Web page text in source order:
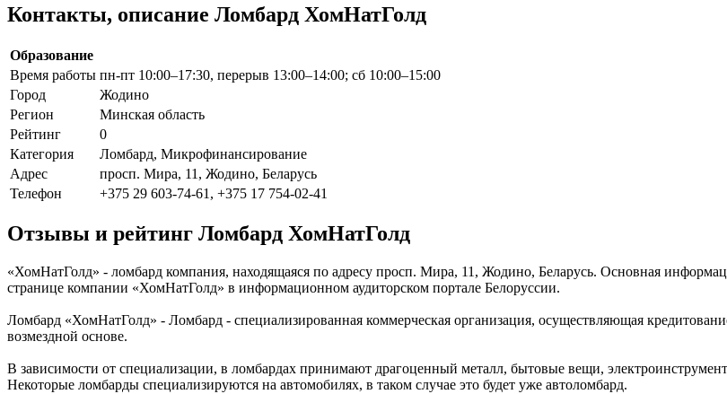
Контакты, описание Ломбард ХомНатГолд
Образование
Время работы пн-пт 10:00–17:30, перерыв 13:00–14:00; сб 10:00–15:00
Город
Жодино
Регион
Минская область
Рейтинг
0
Категория
Ломбард, Микрофинансирование
Адрес
просп. Мира, 11, Жодино, Беларусь
Телефон
+375 29 603-74-61, +375 17 754-02-41
Отзывы и рейтинг Ломбард ХомНатГолд
«ХомНатГолд» - ломбард компания, находящаяся по адресу просп. Мира, 11, Жодино, Беларусь. Основная
странице компании «ХомНатГолд» в информационном аудиторском портале Белоруссии.
Ломбард «ХомНатГолд» - Ломбард - специализированная коммерческая организация, осуществляющая
возмездной основе.
В зависимости от специализации, в ломбардах принимают драгоценный металл, бытовые вещи,
Некоторые ломбарды специализируются на автомобилях, в таком случае это будет уже автоломбард.